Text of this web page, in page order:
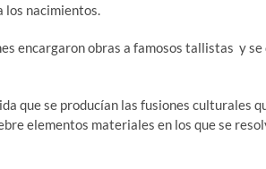
los nacimientos.
encargaron obras a famosos tallistas y se
que se producían las fusiones culturales
elementos materiales en los que se